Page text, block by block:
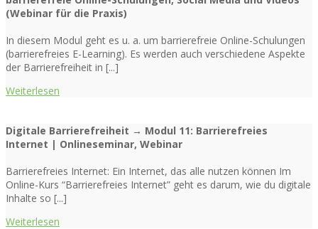
(Webinar für die Praxis)
In diesem Modul geht es u. a. um barrierefreie Online-Schulungen
(barrierefreies E-Learning). Es werden auch verschiedene Aspekte
der Barrierefreiheit in [...]
Weiterlesen
Digitale Barrierefreiheit → Modul 11: Barrierefreies
Internet | Onlineseminar, Webinar
Barrierefreies Internet: Ein Internet, das alle nutzen können Im
Online-Kurs “Barrierefreies Internet” geht es darum, wie du digitale
Inhalte so [...]
Weiterlesen